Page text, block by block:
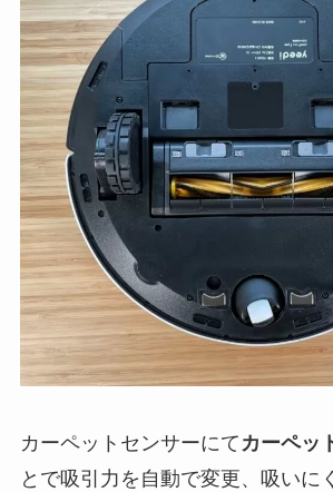
カーペットセンサーにて カーペッ
とで吸引力を自動で変更、吸いに